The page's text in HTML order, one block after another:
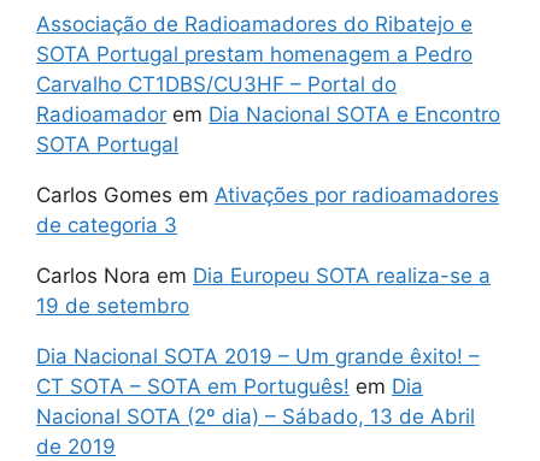
Associação de Radioamadores do Ribatejo e
SOTA Portugal prestam homenagem a Pedro
Carvalho CT1DBS/CU3HF – Portal do
Radioamador em Dia Nacional SOTA e Encontro
SOTA Portugal
Carlos Gomes em Ativações por radioamadores
de categoria 3
Carlos Nora em Dia Europeu SOTA realiza-se a
19 de setembro
Dia Nacional SOTA 2019 – Um grande êxito! –
CT SOTA – SOTA em Português! em Dia
Nacional SOTA (2º dia) – Sábado, 13 de Abril
de 2019